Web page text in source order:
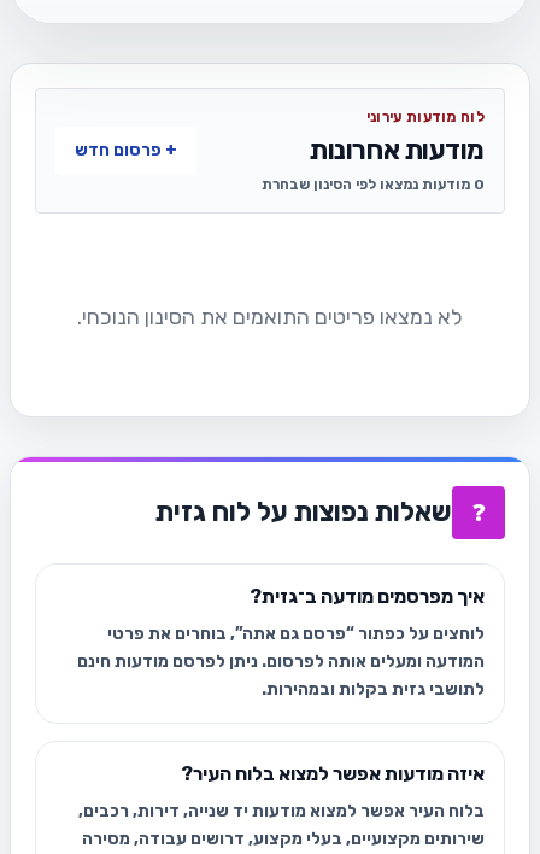
לוח מודעות עירוני
מודעות אחרונות
0 מודעות נמצאו לפי הסינון שבחרת
+ פרסום חדש
לא נמצאו פריטים התואמים את הסינון הנוכחי.
❓ שאלות נפוצות על לוח גזית
איך מפרסמים מודעה ב־גזית?
לוחצים על כפתור “פרסם גם אתה”, בוחרים את פרטי
המודעה ומעלים אותה לפרסום. ניתן לפרסם מודעות חינם
לתושבי גזית בקלות ובמהירות.
איזה מודעות אפשר למצוא בלוח העיר?
בלוח העיר אפשר למצוא מודעות יד שנייה, דירות, רכבים,
שירותים מקצועיים, בעלי מקצוע, דרושים עבודה, מסירה